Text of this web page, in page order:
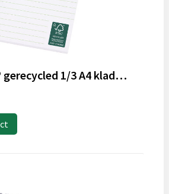
Desk-Mate® gerecycled 1/3 A4 kladblok